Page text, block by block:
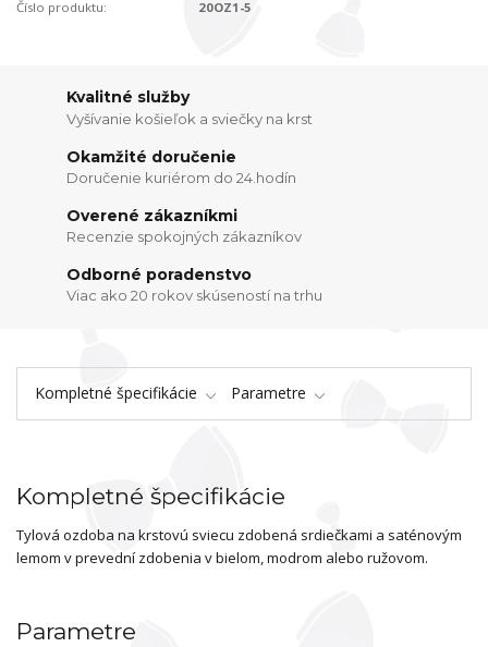
Číslo produktu: 20OZ1-5
Kvalitné služby
Vyšívanie košieľok a sviečky na krst
Okamžité doručenie
Doručenie kuriérom do 24.hodín
Overené zákazníkmi
Recenzie spokojných zákazníkov
Odborné poradenstvo
Viac ako 20 rokov skúseností na trhu
Kompletné špecifikácie Parametre
Kompletné špecifikácie
Tylová ozdoba na krstovú sviecu zdobená srdiečkami a saténovým
lemom v prevední zdobenia v bielom, modrom alebo ružovom.
Parametre